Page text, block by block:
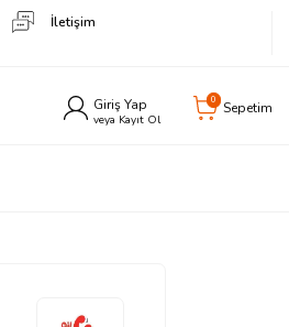
İletişim
Giriş Yap
veya Kayıt Ol
0 Sepetim